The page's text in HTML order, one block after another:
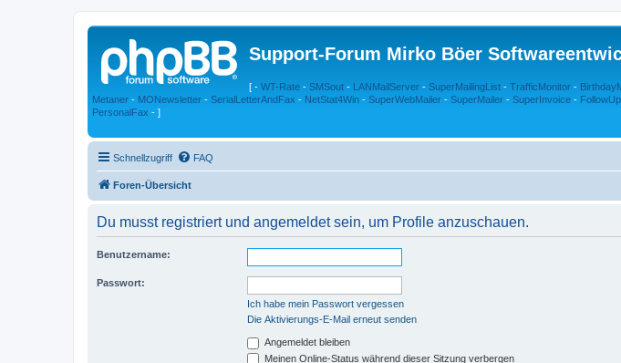
Support-Forum Mirko Böer
[ - WT-Rate - SMSout - LANMailServer - SuperMailingList - TrafficMonitor -
Metaner - MONewsletter - SerialLetterAndFax - NetStat4Win - SuperWebMailer - SuperMailer - SuperInvoice -
PersonalFax - ]
Schnellzugriff FAQ
Foren-Übersicht
Du musst registriert und angemeldet sein, um Profile anzuschauen.
Benutzername:
Passwort:
Ich habe mein Passwort vergessen
Die Aktivierungs-E-Mail erneut senden
Angemeldet bleiben
Meinen Online-Status während dieser Sitzung verbergen